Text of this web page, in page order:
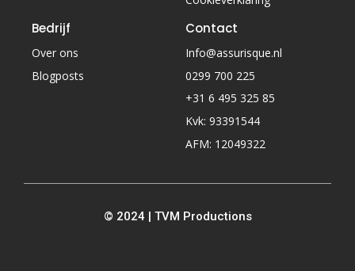
Bedrijf
Over ons
Blogposts
Contact
Info@assurisque.nl
0299 700 225
+31 6 495 325 85
Kvk: 93391544
AFM: 12049322
© 2024 | TVM Productions